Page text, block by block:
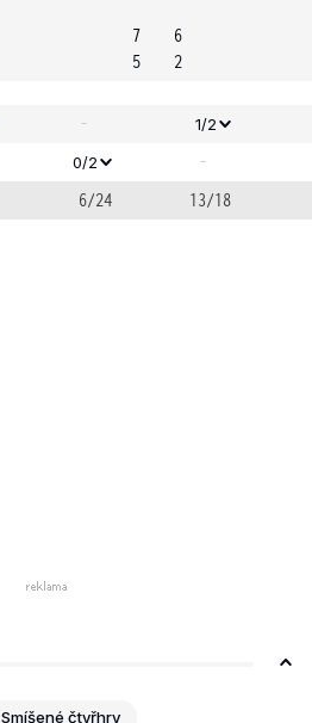
7
5
6
2
-
1/2
0/2
-
6/24 13/18
Smíšené čtyřhry